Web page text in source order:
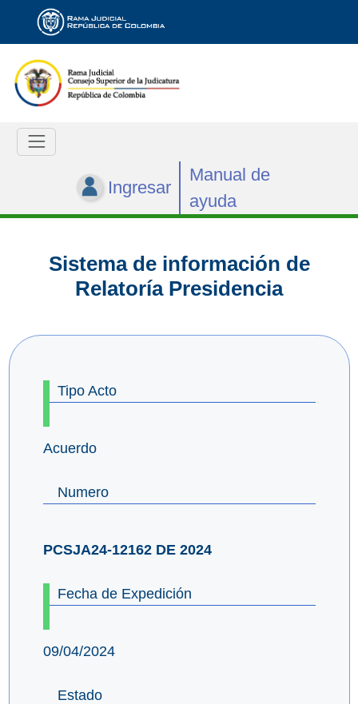
Ingresar
Manual de
ayuda
Sistema de información de
Relatoría Presidencia
Tipo Acto
Acuerdo
Numero
PCSJA24-12162 DE 2024
Fecha de Expedición
09/04/2024
Estado